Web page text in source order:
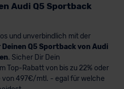
Audi Q5 Sportback
und unverbindlich mit der
Q5 Sportback von Audi
. Sicher Dir Dein
Top-Rabatt von bis zu 22% oder
von 497€/mtl. - egal für welche